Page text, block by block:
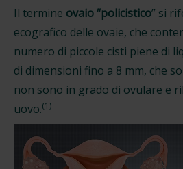
Il termine ovaio “policistico” si
ecografico delle ovaie, che
numero di piccole cisti piene di
di dimensioni fino a 8 mm, che
non sono in grado di ovulare e
uovo.(1)